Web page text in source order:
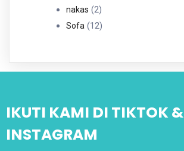
nakas 22
Produk
Sofa 1212
IKUTI KAMI DI TIKTOK &
INSTAGRAM